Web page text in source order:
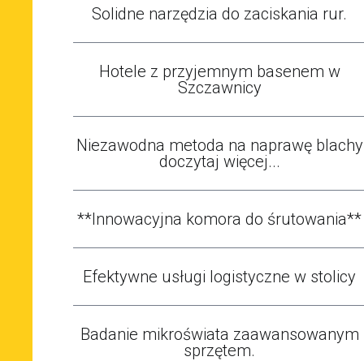
Solidne narzędzia do zaciskania rur.
Hotele z przyjemnym basenem w
Szczawnicy
Niezawodna metoda na naprawę blachy
doczytaj więcej...
**Innowacyjna komora do śrutowania**
Efektywne usługi logistyczne w stolicy
Badanie mikroświata zaawansowanym
sprzętem.